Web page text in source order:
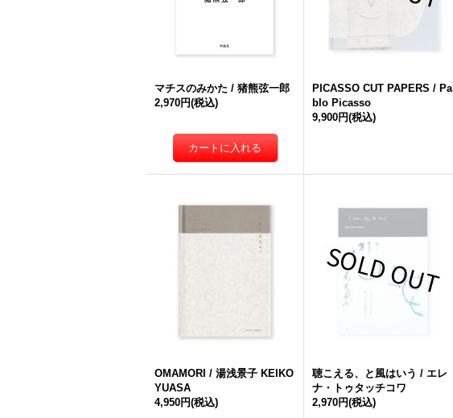
マチスのみかた / 猪熊弦一郎
2,970円(税込)
PICASSO CUT PAPERS / Pa
blo Picasso
9,900円(税込)
OMAMORI / 湯浅景子 KEIKO
YUASA
4,950円(税込)
聴こえる、と風はいう / エレ
ナ・トゥタッチコワ
2,970円(税込)